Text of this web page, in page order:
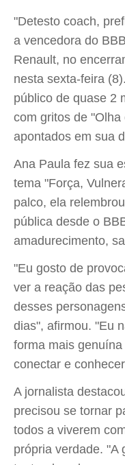
"Detesto coach,
a vencedora do
Renault, no
nesta sexta-feira
público de quase 2
com gritos de
apontados em sua
Ana Paula fez sua
tema "Força,
palco, ela
pública desde o
amadurecimento,
"Eu gosto de
ver a reação das
desses
dias", afirmou. "Eu
forma mais
conectar e
A jornalista
precisou se tornar
todos a viverem
própria verdade. "A